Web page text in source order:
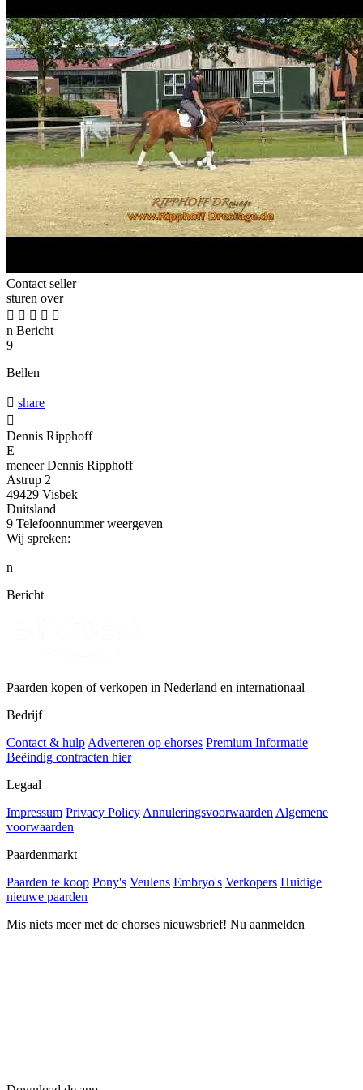
Contact seller
sturen over
    
n Bericht
9
Bellen
 share

Dennis Ripphoff
E
meneer Dennis Ripphoff
Astrup 2
49429 Visbek
Duitsland
9 Telefoonnummer weergeven
Wij spreken:
n
Bericht
Paarden kopen of verkopen in Nederland en internationaal
Bedrijf
Contact & hulp Adverteren op ehorses Premium Informatie
Beëindig contracten hier
Legaal
Impressum Privacy Policy Annuleringsvoorwaarden Algemene
voorwaarden
Paardenmarkt
Paarden te koop Pony's Veulens Embryo's Verkopers Huidige
nieuwe paarden
Mis niets meer met de ehorses nieuwsbrief! Nu aanmelden